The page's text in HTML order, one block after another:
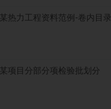
某热力工程资料范例-卷内目录
某项目分部分项检验批划分